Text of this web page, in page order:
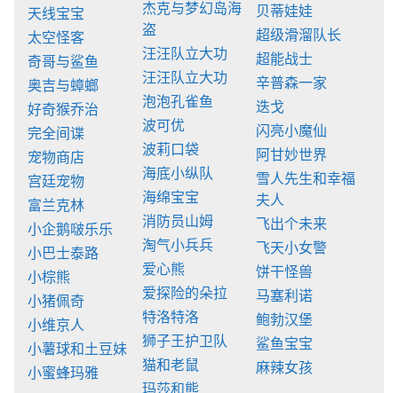
天线宝宝
太空怪客
奇哥与鲨鱼
奥吉与蟑螂
好奇猴乔治
完全间谍
宠物商店
宫廷宠物
富兰克林
小企鹅啵乐乐
小巴士泰路
小棕熊
小猪佩奇
小维京人
小薯球和土豆妹
小蜜蜂玛雅
杰克与梦幻岛海
盗
汪汪队立大功
汪汪队立大功
泡泡孔雀鱼
波可优
波莉口袋
海底小纵队
海绵宝宝
消防员山姆
淘气小兵兵
爱心熊
爱探险的朵拉
特洛特洛
狮子王护卫队
猫和老鼠
玛莎和熊
贝蒂娃娃
超级滑溜队长
超能战士
辛普森一家
迭戈
闪亮小魔仙
阿甘妙世界
雪人先生和幸福
夫人
飞出个未来
飞天小女警
饼干怪兽
马塞利诺
鲍勃汉堡
鲨鱼宝宝
麻辣女孩